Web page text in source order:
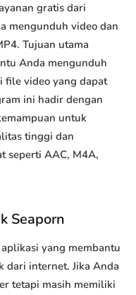
gratis dari
mengunduh video dan
Tujuan utama
Anda mengunduh
file video yang dapat
ini hadir dengan
untuk
tinggi dan
seperti AAC, M4A,
Seaporn
yang membantu
dari internet. Jika Anda
tetapi masih memiliki